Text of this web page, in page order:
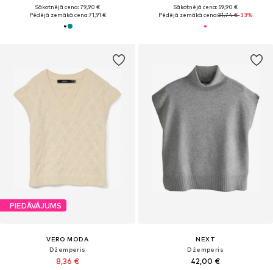
Sākotnējā cena: 79,90 €
Pēdējā zemākā cena:71,91 €
Sākotnējā cena: 59,90 €
Pēdējā zemākā cena:31,74 €-33%
PIEDĀVĀJUMS
VERO MODA
Džemperis
8,36 €
NEXT
Džemperis
42,00 €